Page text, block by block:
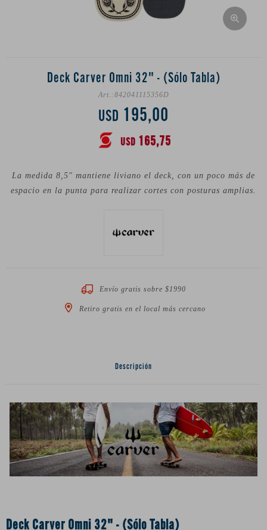
Deck Carver Omni 32" - (Sólo Tabla)
842041115356D
USD 195,00
USD 165,75
La medida 8,5" mantiene liviano el deck, con un poco más de
espacio en la punta para realizar cortes con posturas amplias.
Envío gratis sobre $1990
Retiro gratis en el local más cercano
Descripción
Deck Carver Omni 32" - (Sólo Tabla)